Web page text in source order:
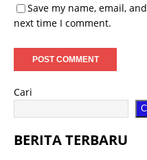
Save my name, email,
next time I comment.
Cari
BERITA TERBARU